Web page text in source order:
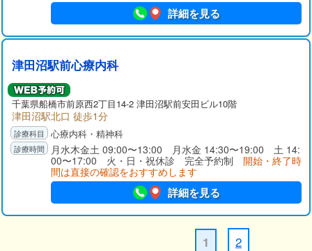
詳細を見る
津田沼駅前心療内科
千葉県船橋市前原西2丁目14-2 津田沼駅前安田ビル10階
津田沼駅北口 徒歩1分
心療内科・精神科
月水木金土 09:00〜13:00 月水金 14:30〜19:00 土 14:
00〜17:00 火・日・祝休診 完全予約制 開始・終了時
間は直接の確認をおすすめします
詳細を見る
1 2